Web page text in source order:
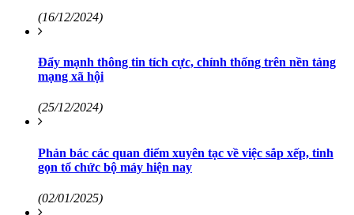
(16/12/2024)
Đẩy mạnh thông tin tích cực, chính thống trên nền tảng
mạng xã hội
(25/12/2024)
Phản bác các quan điểm xuyên tạc về việc sắp xếp, tinh
gọn tổ chức bộ máy hiện nay
(02/01/2025)